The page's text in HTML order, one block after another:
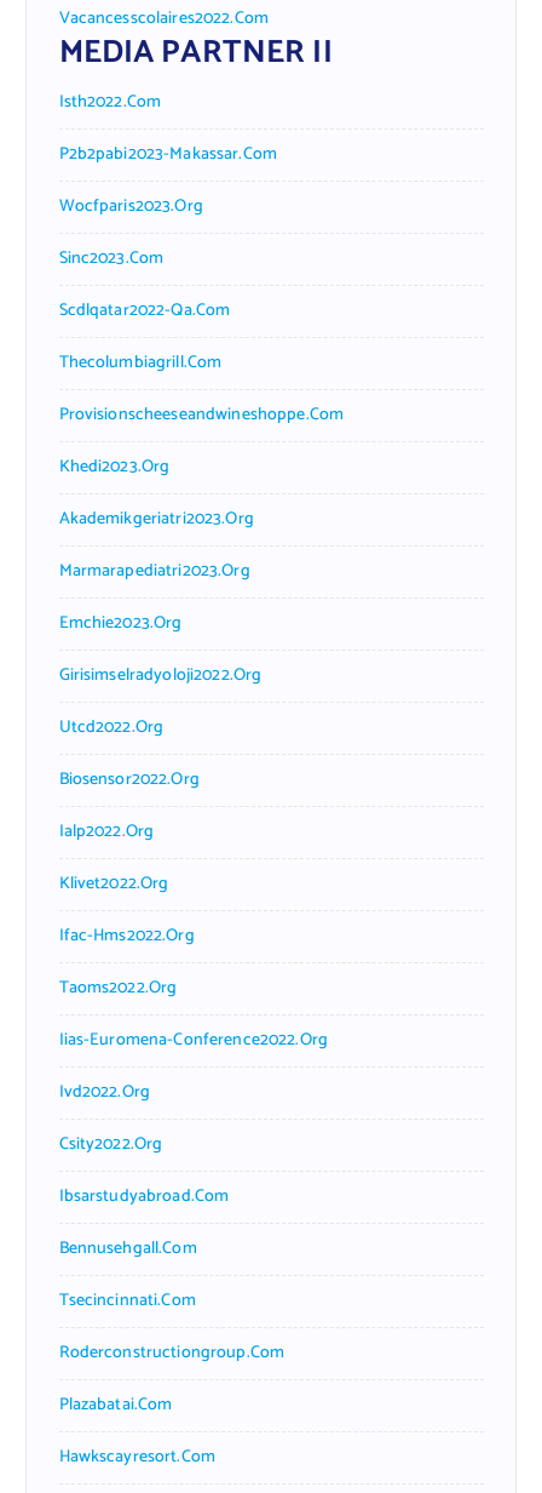
Vacancesscolaires2022.com
MEDIA PARTNER II
Isth2022.com
P2b2pabi2023-Makassar.com
Wocfparis2023.org
Sinc2023.com
Scdlqatar2022-Qa.com
Thecolumbiagrill.com
Provisionscheeseandwineshoppe.com
Khedi2023.org
Akademikgeriatri2023.org
Marmarapediatri2023.org
Emchie2023.org
Girisimselradyoloji2022.org
Utcd2022.org
Biosensor2022.org
Ialp2022.org
Klivet2022.org
Ifac-Hms2022.org
Taoms2022.org
Iias-Euromena-Conference2022.org
Ivd2022.org
Csity2022.org
Ibsarstudyabroad.com
Bennusehgall.com
Tsecincinnati.com
Roderconstructiongroup.com
Plazabatai.com
Hawkscayresort.com